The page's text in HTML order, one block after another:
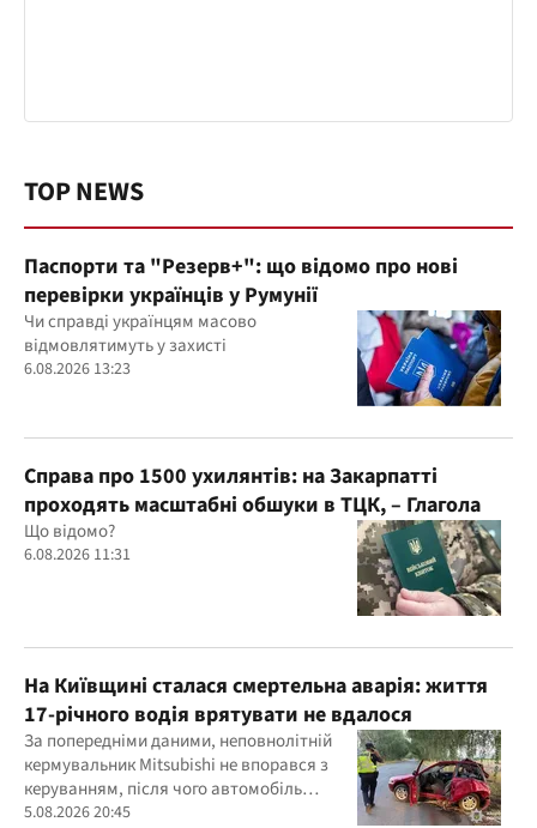
TOP NEWS
Паспорти та "Резерв+": що відомо про нові
перевірки українців у Румунії
Чи справді українцям масово
відмовлятимуть у захисті
6.08.2026 13:23
Справа про 1500 ухилянтів: на Закарпатті
проходять масштабні обшуки в ТЦК, – Глагола
Що відомо?
6.08.2026 11:31
На Київщині сталася смертельна аварія: життя
17-річного водія врятувати не вдалося
За попередніми даними, неповнолітній
кермувальник Mitsubishi не впорався з
керуванням, після чого автомобіль
врізався у дерево
5.08.2026 20:45